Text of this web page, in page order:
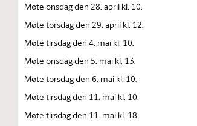
Møte onsdag den 28. april kl. 10.
Møte torsdag den 29. april kl. 12.
Møte tirsdag den 4. mai kl. 10.
Møte onsdag den 5. mai kl. 13.
Møte torsdag den 6. mai kl. 10.
Møte tirsdag den 11. mai kl. 10.
Møte tirsdag den 11. mai kl. 18.